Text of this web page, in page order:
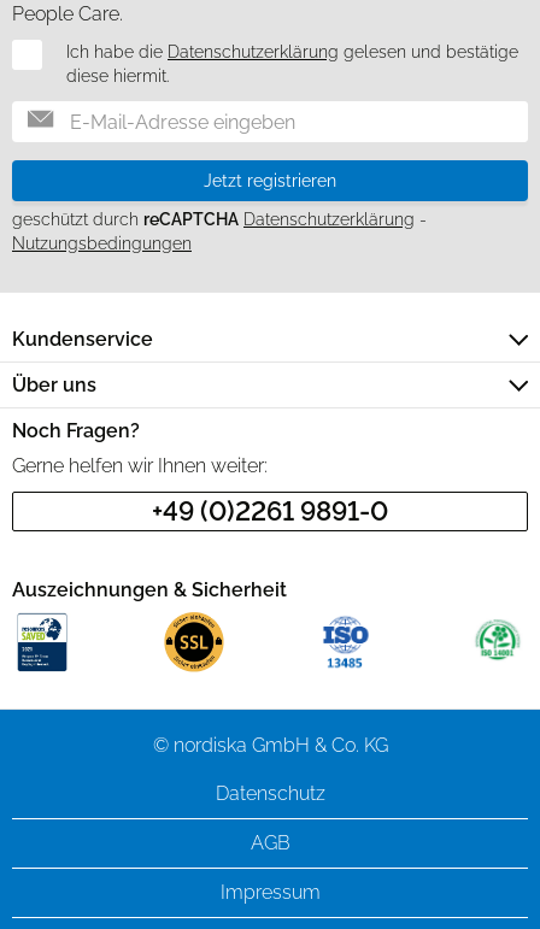
People Care.
NewsletterIch habe die Datenschutzerklärung gelesen und bestätige
diese hiermit.
Jetzt registrieren
geschützt durch reCAPTCHA Datenschutzerklärung -
Nutzungsbedingungen
Kundenservice
Noch Fragen?
Gerne helfen wir Ihnen weiter:
+49 (0)2261 9891-0
Über uns
Auszeichnungen & Sicherheit
© nordiska GmbH & Co. KG
Datenschutz
AGB
Impressum